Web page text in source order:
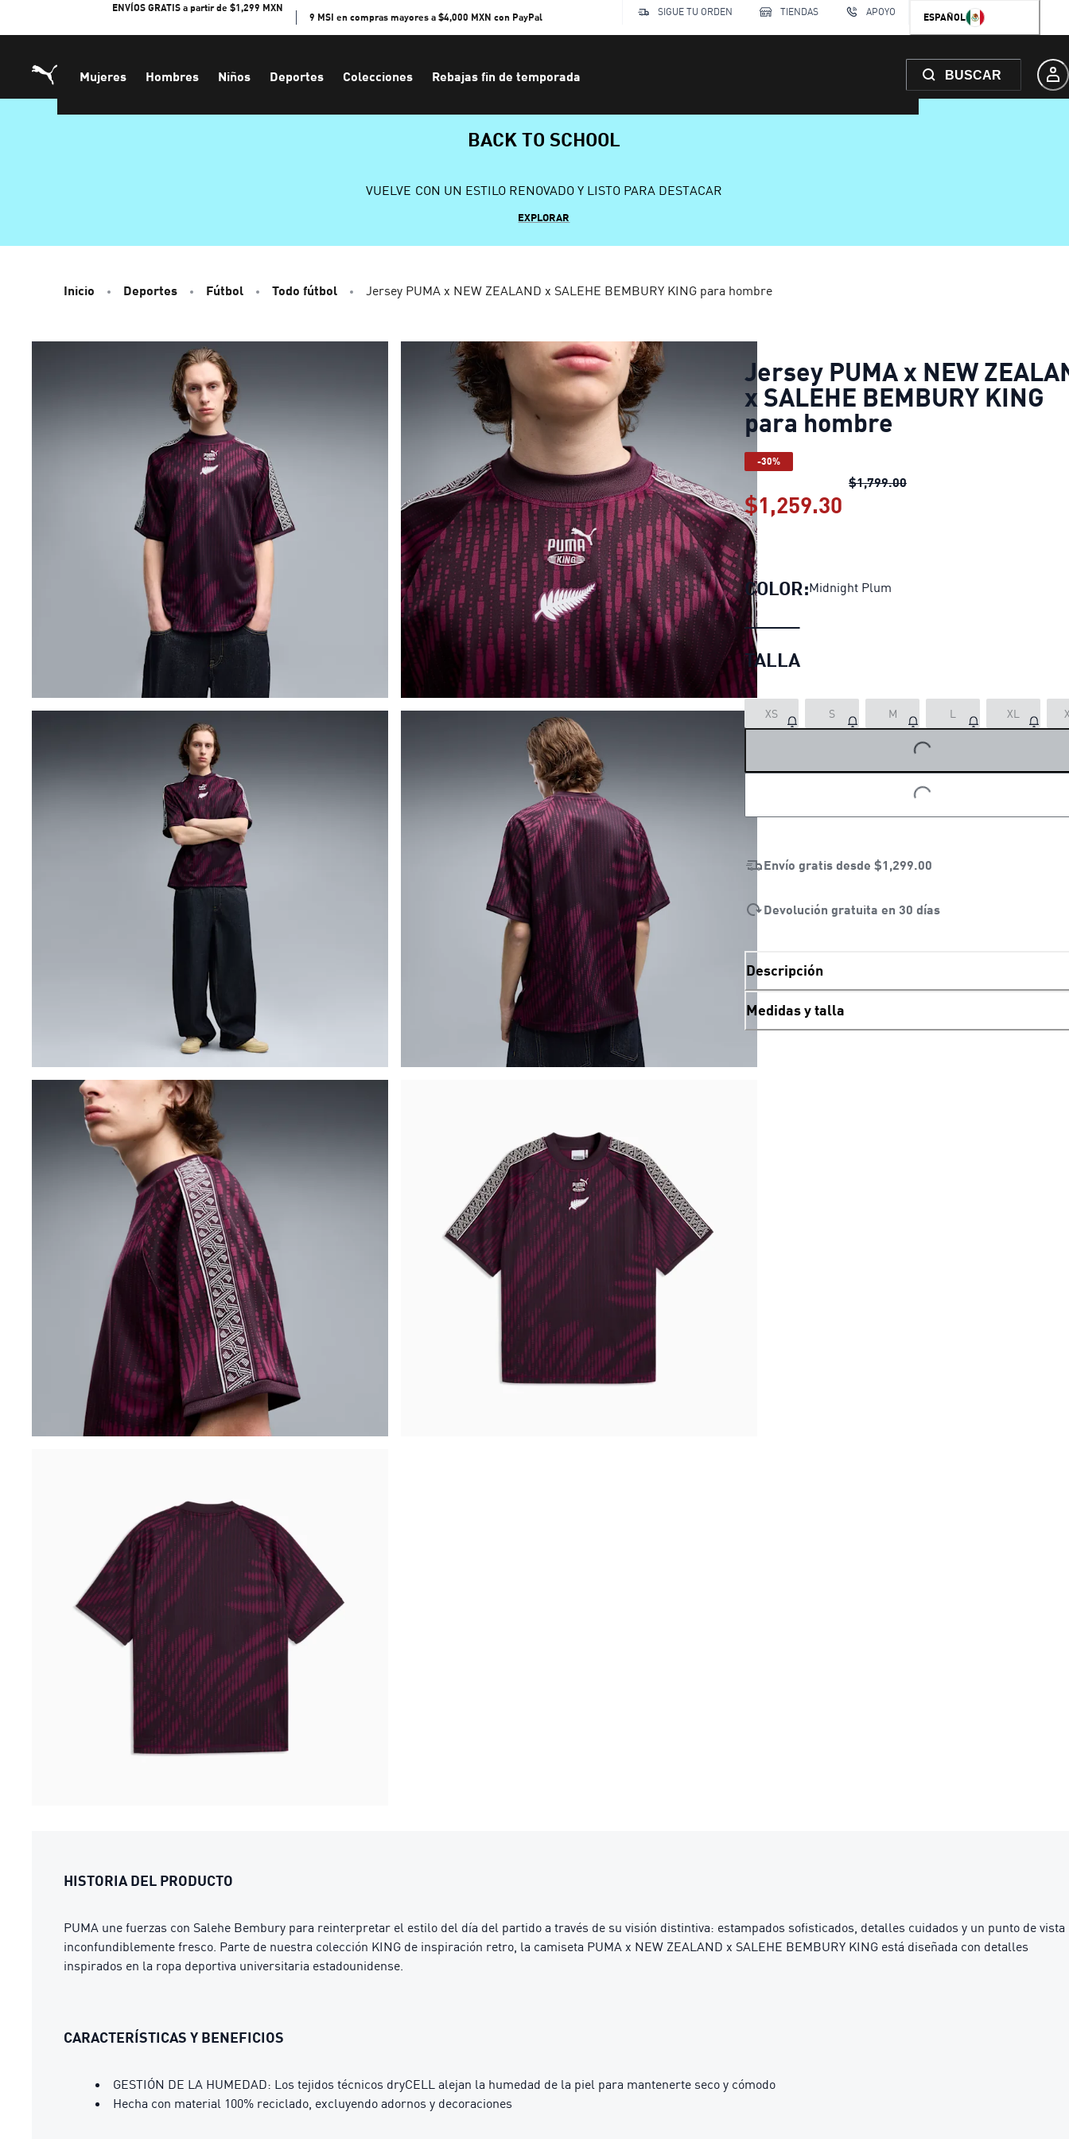
ENVÍOS GRATIS a partir de $1,299 MXN
9 MSI en compras mayores a $4,000 MXN con PayPal
SIGUE TU ORDEN TIENDAS APOYO ESPAÑOL
Mujeres Hombres Niños Deportes Colecciones Rebajas fin de temporada BUSCAR
BACK TO SCHOOL
VUELVE CON UN ESTILO RENOVADO Y LISTO PARA DESTACAR
EXPLORAR
Inicio Deportes Fútbol Todo fútbol Jersey PUMA x NEW ZEALAND x SALEHE BEMBURY KING para hombre
Jersey PUMA x NEW
x SALEHE BEMBURY KING
para hombre
-30%
$1,799.00Jersey PUMA x NEW
$1,259.30
COLOR:Midnight Plum
TALLA
XS S M L XL
LOADING...
LOADING...
Envío gratis desde $1,299.00
Devolución gratuita en 30 días
Descripción
Medidas y talla
HISTORIA DEL PRODUCTO
PUMA une fuerzas con Salehe Bembury para reinterpretar el estilo del día del partido a través de su visión distintiva: estampados sofisticados, detalles cuidados y un punto de vista
inconfundiblemente fresco. Parte de nuestra colección KING de inspiración retro, la camiseta PUMA x NEW ZEALAND x SALEHE BEMBURY KING está diseñada con detalles
inspirados en la ropa deportiva universitaria estadounidense.
CARACTERÍSTICAS Y BENEFICIOS
GESTIÓN DE LA HUMEDAD: Los tejidos técnicos dryCELL alejan la humedad de la piel para mantenerte seco y cómodo
Hecha con material 100% reciclado, excluyendo adornos y decoraciones